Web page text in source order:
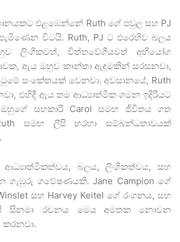
එළඹෙන්නේ Ruth ගේ පවුල සහ PJ
විටයි. Ruth, PJ ට එරෙහිව බලය
ලිංගිකවත්, චිත්තවේගීයවත් අභියෝග
ඇය ඔහුව කාන්තා ඇඳුමකින් සරසනවා,
සංකේතයක් වෙනවා. අවසානයේ, Ruth
එහිදී ඇය තම ආධ්‍යාත්මික ගමන ඉදිරියට
සහකාරි Carol සමඟ ජීවිතය ගත
සමඟ ලිපි හරහා සම්බන්ධතාවයක්
ආධ්‍යාත්මිකත්වය, බලය, ලිංගිකත්වය, සහ
ගැඹුරු ගවේෂණයකි. Jane Campion ගේ
සහ Harvey Keitel ගේ රංගනය, සහ
සිනමා රචනය මෙය අමතක නොවන
කරනවා.